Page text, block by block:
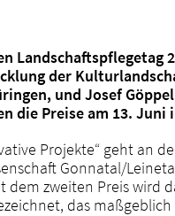
Landschaftspflegetag
der
und Josef
die Preise am 13. Juni
Projekte“ geht an
Gonnatal/
zweiten Preis wird
das